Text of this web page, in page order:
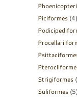
Piciformes (4)
Strigiformes
Suliformes (5)